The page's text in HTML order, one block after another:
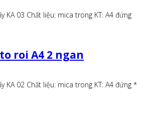
KA 03 Chất liệu: mica trong KT: A4 đứng
roi A4 2 ngan
KA 02 Chất liệu: mica trong KT: A4 đứng *